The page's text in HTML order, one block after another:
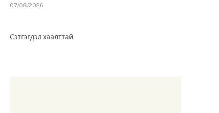
07/08/2026
Сэтгэгдэл хаалттай